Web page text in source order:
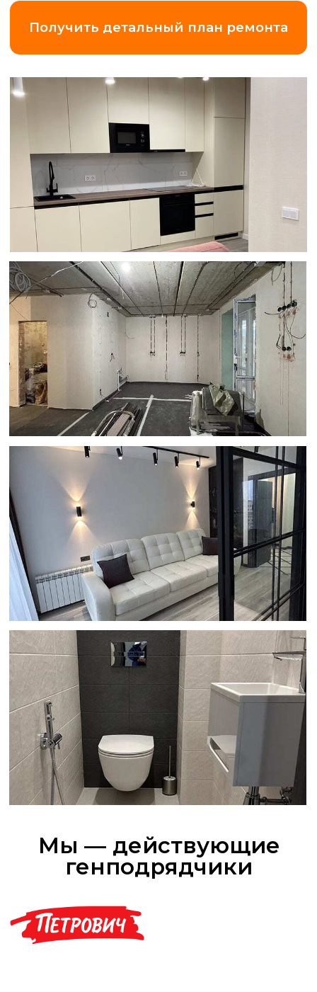
Точный замер и
смету.Максимальная прозрачность
и точность в подборе работ и
материалов.
Оценку реальных возможностей.
Сразу скажем, что можно сделать
в вашей квартире, а что — нет.
Не обещаем невозможного
по картинкам из интернета.
Четкий список материалов. Вы
купите только необходимые товары
Гарантии и команду под
руководством прораба
(при
заключении дальнейшего договора
на ремонт). Закрепляем команду
и даем официальную гарантию.
*Что вы получаете
за эти деньги?
Замер квартиры
5 000 ₽
Популярные услуги